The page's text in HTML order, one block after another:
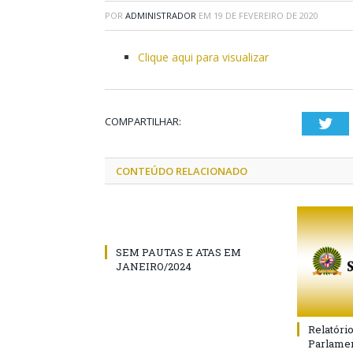
POR ADMINISTRADOR EM 19 DE FEVEREIRO DE 2020
Clique aqui para visualizar
COMPARTILHAR:
CONTEÚDO RELACIONADO
SEM PAUTAS E ATAS EM
JANEIRO/2024